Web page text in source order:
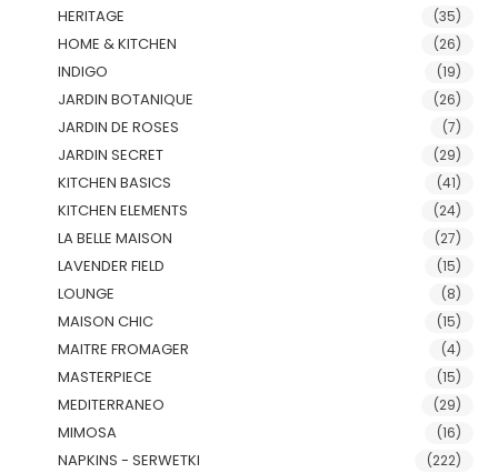
HERITAGE (35)
HOME & KITCHEN (26)
INDIGO (19)
JARDIN BOTANIQUE (26)
JARDIN DE ROSES (7)
JARDIN SECRET (29)
KITCHEN BASICS (41)
KITCHEN ELEMENTS (24)
LA BELLE MAISON (27)
LAVENDER FIELD (15)
LOUNGE (8)
MAISON CHIC (15)
MAITRE FROMAGER (4)
MASTERPIECE (15)
MEDITERRANEO (29)
MIMOSA (16)
NAPKINS - SERWETKI (222)